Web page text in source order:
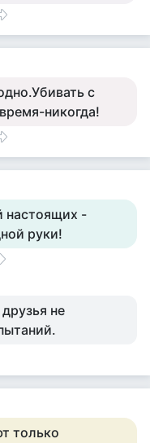
с
никогда!
настоящих -
руки!
не
только